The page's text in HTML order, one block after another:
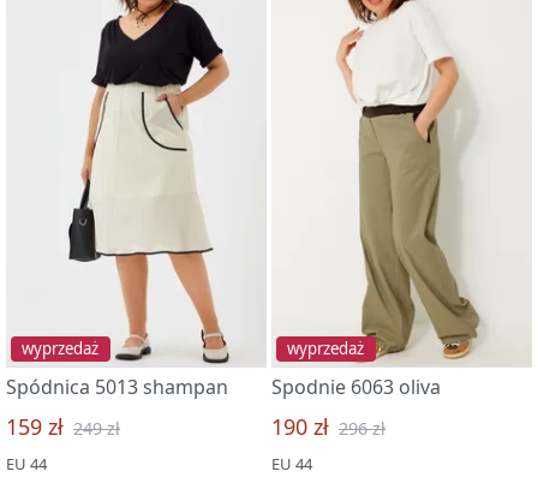
wyprzedaż
Spódnica 5013 shampan
159 zł 249 zł
EU 44
wyprzedaż
Spodnie 6063 oliva
190 zł 296 zł
EU 44